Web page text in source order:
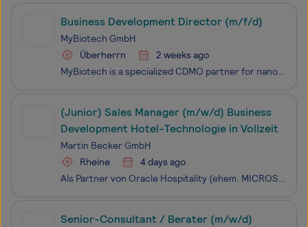
Business Development Director (m/f/d)
MyBiotech GmbH
Überherrn
2 weeks ago
MyBiotech is a specialized CDMO partner for nanomedicine development, scale-up, and GMP manufacturing. We support our clients from early formulation development through preclinical and clinical manufacturing to aseptic fill & finish, lyophilization, quality control, and regulatory CMC support. W
(Junior) Sales Manager (m/w/d) Business
Development Hotel-Technologie in Vollzeit
Martin Becker GmbH
Rheine
4 days ago
Als Partner von Oracle Hospitality (ehem. MICROS Fidelio), dem weltweit führenden Hersteller für Hotelsoftware- & Kassen-Lösungen, versorgen und betreuen wir seit über 30 Jahren hunderte Hotelbetriebe mit individuellen Hotel-IT-Lösungen. Unser Fokus liegt dabei in der Software- und Hardware-Auss
Senior-Consultant / Berater (m/w/d)